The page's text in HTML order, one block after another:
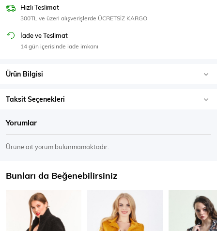
Hızlı Teslimat
300TL ve üzeri alışverişlerde ÜCRETSİZ KARGO
İade ve Teslimat
14 gün içerisinde iade imkanı
Ürün Bilgisi
Taksit Seçenekleri
Yorumlar
Ürüne ait yorum bulunmamaktadır.
Bunları da Beğenebilirsiniz